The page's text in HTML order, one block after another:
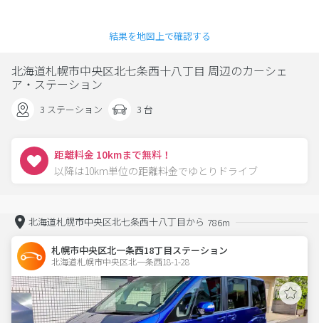
結果を地図上で確認する
北海道札幌市中央区北七条西十八丁目 周辺のカーシェ
ア・ステーション
3 ステーション 3 台
距離料金 10kmまで無料！
以降は10km単位の距離料金でゆとりドライブ
北海道札幌市中央区北七条西十八丁目から 786m
札幌市中央区北一条西18丁目ステーション
北海道札幌市中央区北一条西18-1-28